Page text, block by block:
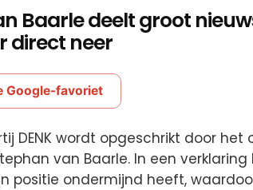
Baarle deelt groot
direct neer
Google-favoriet
DENK wordt opgeschrikt door
van Baarle. In een
positie ondermijnd heeft,